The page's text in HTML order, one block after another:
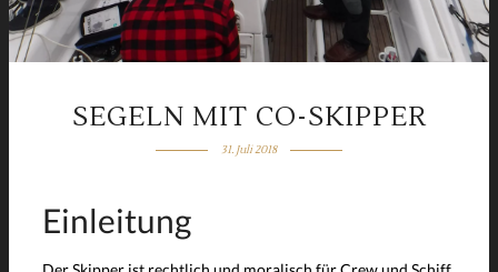
SEGELN MIT CO-SKIPPER
31. Juli 2018
Einleitung